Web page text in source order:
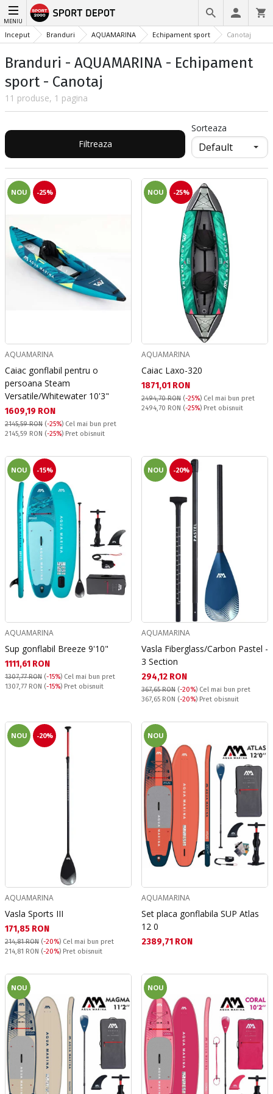
MENIU
Inceput Branduri AQUAMARINA Echipament sport Canotaj
Branduri - AQUAMARINA - Echipament
sport - Canotaj
11 produse, 1 pagina
Filtreaza
Sorteaza
NOU -25%
AQUAMARINA
Caiac gonflabil pentru o
persoana Steam
Versatile/Whitewater 10'3"
Текуща цена:
1609,19 RON
2145,59 RON (-25%) Cel mai bun pret
Pret obisnuit:
2145,59 RON (-25%) Pret obisnuit
NOU -25%
AQUAMARINA
Caiac Laxo-320
Текуща цена:
1871,01 RON
2494,70 RON (-25%) Cel mai bun pret
Pret obisnuit:
2494,70 RON (-25%) Pret obisnuit
NOU -15%
AQUAMARINA
Sup gonflabil Breeze 9'10"
Текуща цена:
1111,61 RON
1307,77 RON (-15%) Cel mai bun pret
Pret obisnuit:
1307,77 RON (-15%) Pret obisnuit
NOU -20%
AQUAMARINA
Vasla Fiberglass/Carbon Pastel -
3 Section
Текуща цена:
294,12 RON
367,65 RON (-20%) Cel mai bun pret
Pret obisnuit:
367,65 RON (-20%) Pret obisnuit
NOU -20%
AQUAMARINA
Vasla Sports III
Текуща цена:
171,85 RON
214,81 RON (-20%) Cel mai bun pret
Pret obisnuit:
214,81 RON (-20%) Pret obisnuit
NOU
AQUAMARINA
Set placa gonflabila SUP Atlas
12 0
Текуща цена:
2389,71 RON
NOU NOU